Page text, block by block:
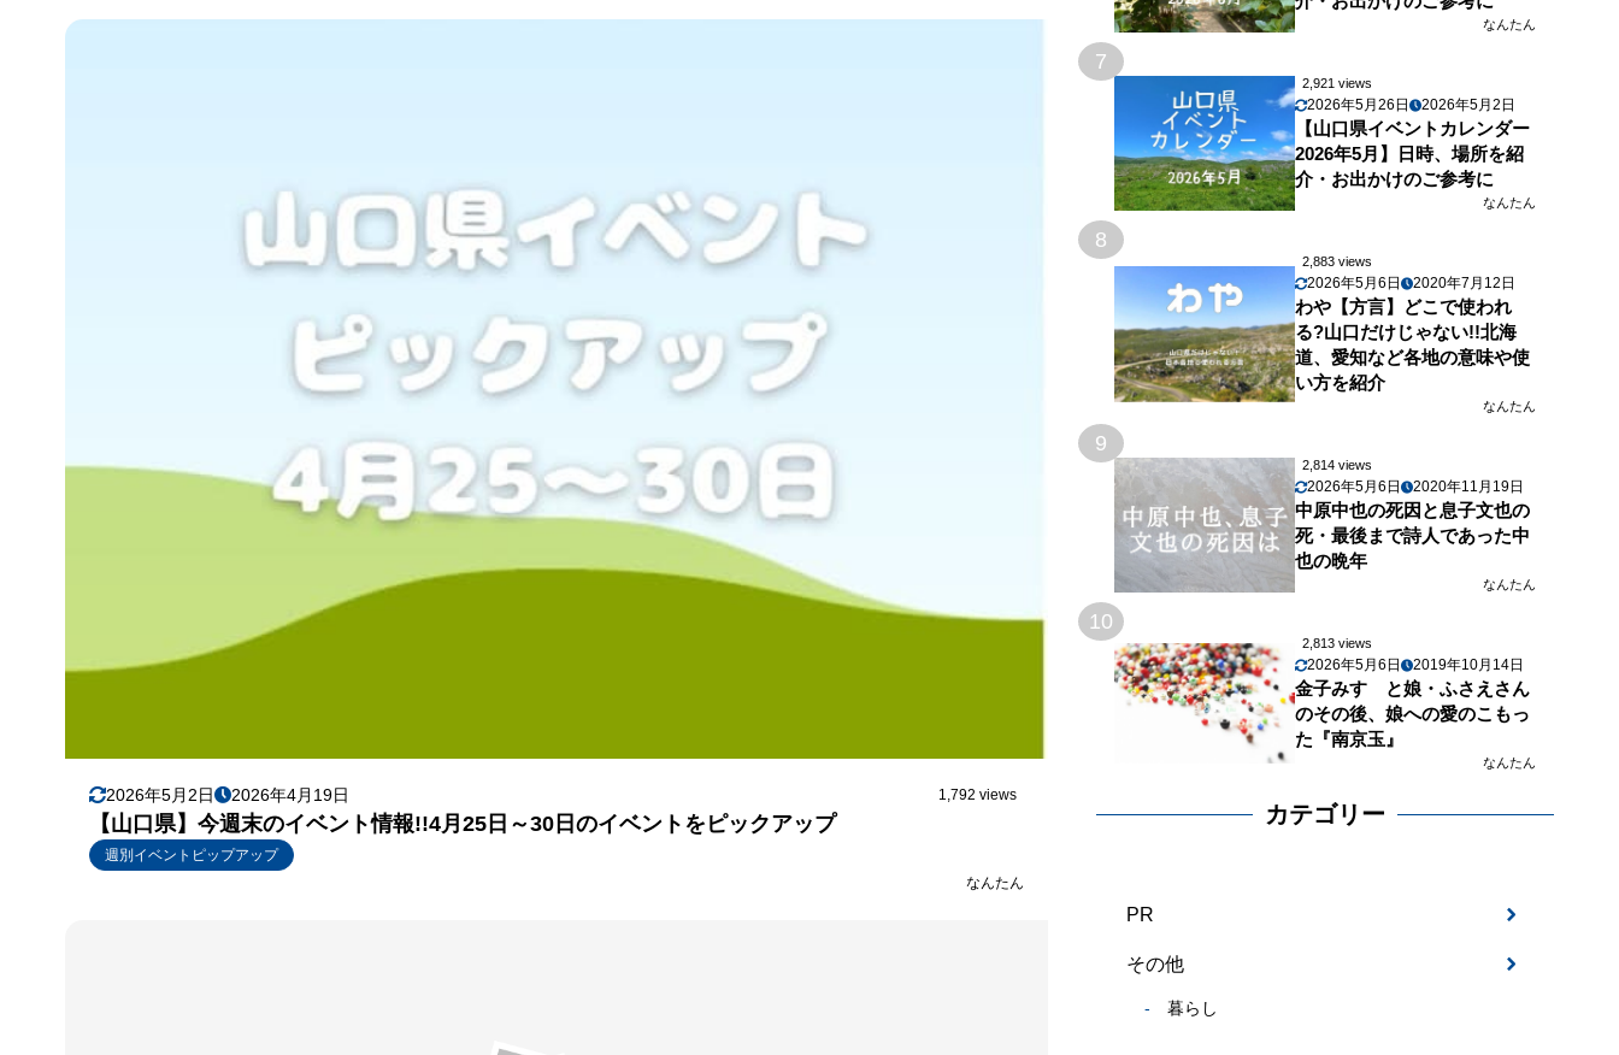
2026年5月2日 2026年4月19日 1,792 views
【山口県】今週末のイベント情報!!4月25日～30日のイベントをピックアップ
週別イベントピップアップ
なんたん
なんたん
7
2,921 views
2026年5月26日 2026年5月2日
【山口県イベントカレンダー
2026年5月】日時、場所を紹
介・お出かけのご参考に
なんたん
8
2,883 views
2026年5月6日 2020年7月12日
わや【方言】どこで使われ
る?山口だけじゃない!!北海
道、愛知など各地の意味や使
い方を紹介
なんたん
9
2,814 views
2026年5月6日 2020年11月19日
中原中也の死因と息子文也の
死・最後まで詩人であった中
也の晩年
なんたん
10
2,813 views
2026年5月6日 2019年10月14日
金子みすゞと娘・ふさえさん
のその後、娘への愛のこもっ
た『南京玉』
なんたん
カテゴリー
PR
その他
暮らし